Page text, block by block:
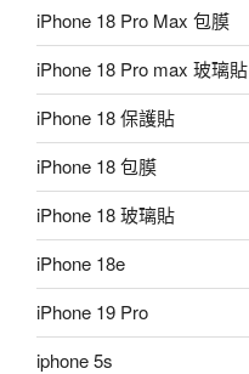
iPhone 18 Pro Max 包膜
iPhone 18 Pro max 玻璃貼
iPhone 18 保護貼
iPhone 18 包膜
iPhone 18 玻璃貼
iPhone 18e
iPhone 19 Pro
iphone 5s